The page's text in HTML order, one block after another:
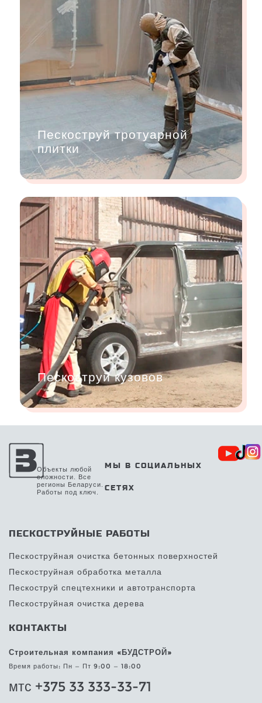
Пескоструй тротуарной
плитки
Пескоструй кузовов
Объекты любой
сложности. Все
регионы Беларуси.
Работы под ключ.
МЫ В СОЦИАЛЬНЫХ
СЕТЯХ
ПЕСКОСТРУЙНЫЕ РАБОТЫ
Пескоструйная очистка бетонных поверхностей
Пескоструйная обработка металла
Пескоструй спецтехники и автотранспорта
Пескоструйная очистка дерева
КОНТАКТЫ
Строительная компания «БУДСТРОЙ»
Время работы: Пн — Пт 9:00 — 18:00
мтс +375 33 333-33-71